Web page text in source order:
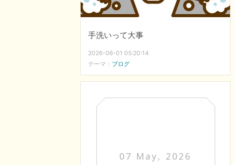
手洗いって大事
2026-06-01 05:20:14
テーマ： ブログ
07 May, 2026